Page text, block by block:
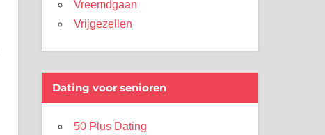
Vreemdgaan
Vrijgezellen
Dating voor senioren
50 Plus Dating